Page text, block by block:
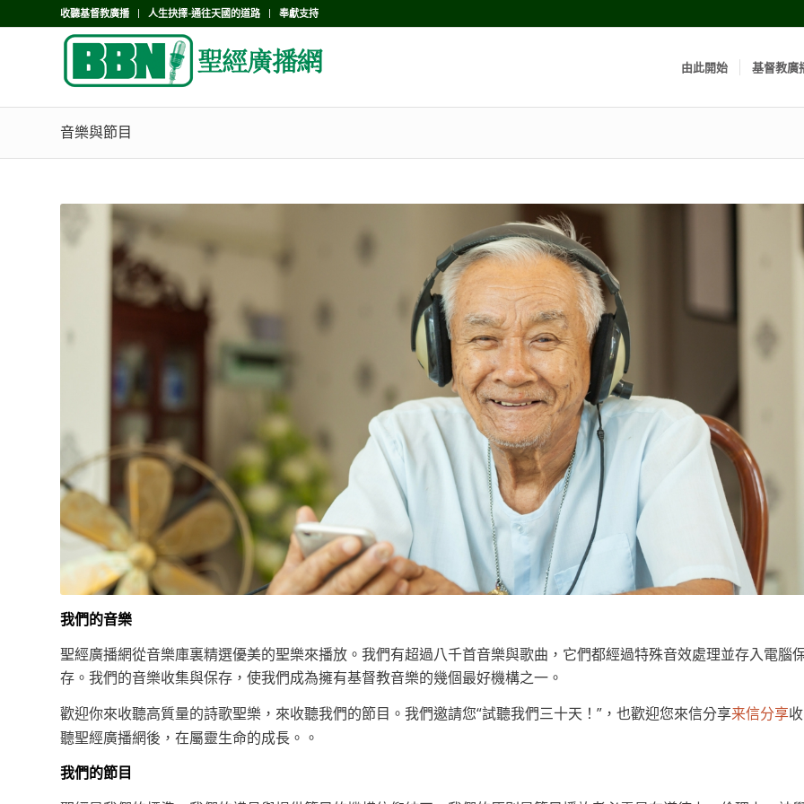
收聽基督教廣播 人生抉擇-通往天國的道路 奉獻支持
由此開始 基督教廣
音樂與節目
我們的音樂
聖經廣播網從音樂庫裏精選優美的聖樂來播放。我們有超過八千首音樂與歌曲，它們都經過特殊音效處理並存入電腦
存。我們的音樂收集與保存，使我們成為擁有基督教音樂的幾個最好機構之一。
歡迎你來收聽高質量的詩歌聖樂，來收聽我們的節目。我們邀請您“試聽我們三十天！”，也歡迎您來信分享来信分享收
聽聖經廣播網後，在屬靈生命的成長。。
我們的節目